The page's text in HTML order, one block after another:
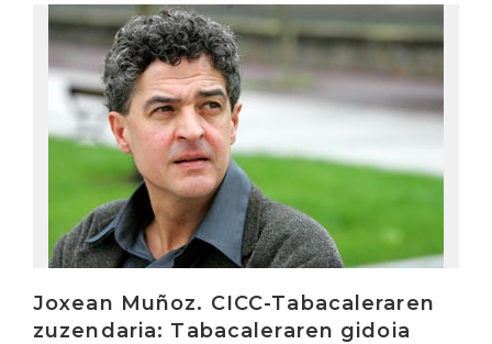
Joxean Muñoz. CICC-Tabacaleraren
zuzendaria: Tabacaleraren gidoia
Irakurri